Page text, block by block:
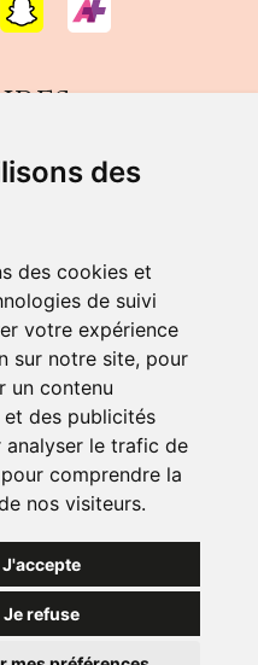
des
des cookies et
de suivi
votre expérience
sur notre site, pour
un contenu
et des publicités
analyser le trafic de
comprendre la
nos visiteurs.
J'accepte
Je refuse
de 14h à 18h
- APB 521704 - N°
700-592